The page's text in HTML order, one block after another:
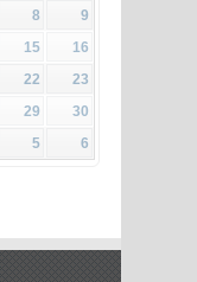
8
9
15
16
22
23
29
30
5 6